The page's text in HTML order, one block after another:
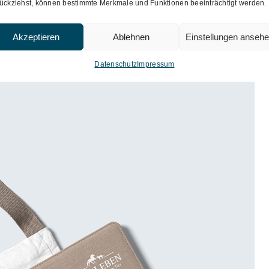
können bestimmte Merkmale und Funktionen beeinträchtigt werden.
Akzeptieren Ablehnen Einstellungen
Datenschutz Impressum